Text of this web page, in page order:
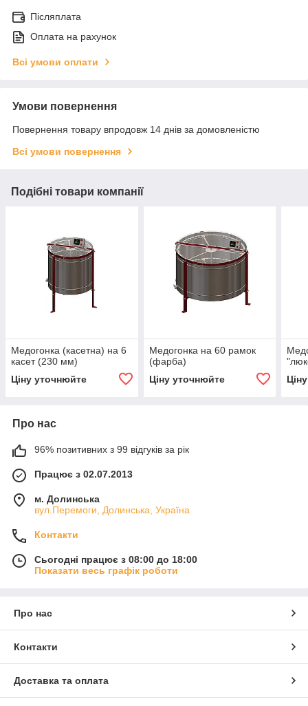
Післяплата
Оплата на рахунок
Всі умови оплати
Умови повернення
Повернення товару впродовж 14 днів за домовленістю
Всі умови повернення
Подібні товари компанії
Медогонка (касетна) на 6
касет (230 мм)
Ціну уточнюйте
Медогонка на 60 рамок
(фарба)
Ціну уточнюйте
Про нас
96% позитивних з 99 відгуків за рік
Працює з 02.07.2013
м. Долинська
вул.Перемоги, Долинська, Україна
Контакти
Сьогодні працює з 08:00 до 18:00
Показати весь графік роботи
Про нас
Контакти
Доставка та оплата